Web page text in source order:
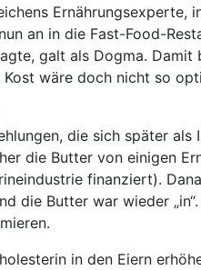
an in die Fast-Food-
galt als Dogma.
Kost wäre doch nicht so
die sich später
die Butter von einigen
finanziert).
die Butter war wieder
in den Eiern